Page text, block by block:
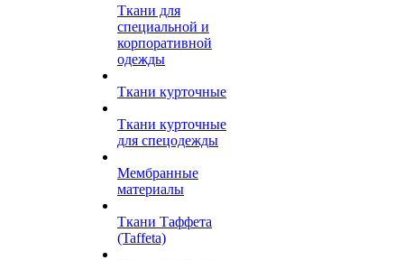
Ткани для
специальной и
корпоративной
одежды
Ткани курточные
Ткани курточные
для спецодежды
Мембранные
материалы
Ткани Таффета
(Taffeta)